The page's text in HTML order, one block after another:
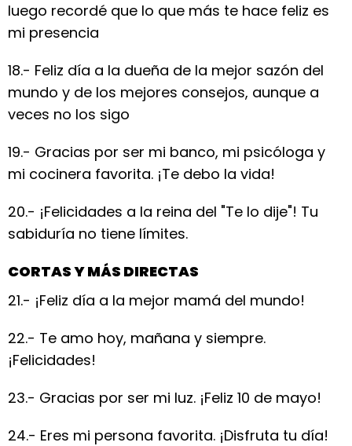
luego recordé que lo que más te hace feliz es
mi presencia
18.- Feliz día a la dueña de la mejor sazón del
mundo y de los mejores consejos, aunque a
veces no los sigo
19.- Gracias por ser mi banco, mi psicóloga y
mi cocinera favorita. ¡Te debo la vida!
20.- ¡Felicidades a la reina del "Te lo dije"! Tu
sabiduría no tiene límites.
CORTAS Y MÁS DIRECTAS
21.- ¡Feliz día a la mejor mamá del mundo!
22.- Te amo hoy, mañana y siempre.
¡Felicidades!
23.- Gracias por ser mi luz. ¡Feliz 10 de mayo!
24.- Eres mi persona favorita. ¡Disfruta tu día!